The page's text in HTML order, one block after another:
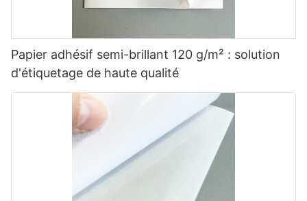
Papier adhésif semi-brillant 120 g/m² : solution
d'étiquetage de haute qualité